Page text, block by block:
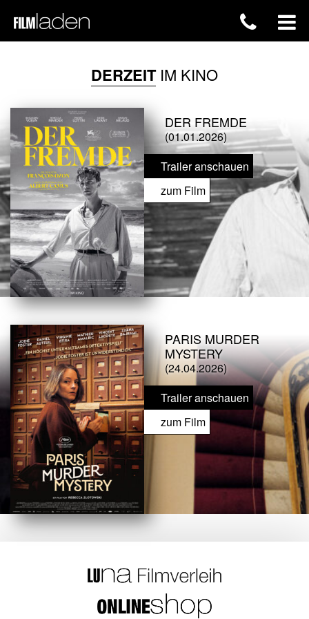
DERZEITIM KINO
DER FREMDE
(01.01.2026)
Trailer anschauen
zum Film
PARIS MURDER
MYSTERY
(24.04.2026)
Trailer anschauen
zum Film